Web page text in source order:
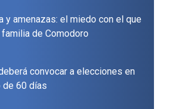
y amenazas: el miedo con el que
de Comodoro
convocar a elecciones en
de 60 días